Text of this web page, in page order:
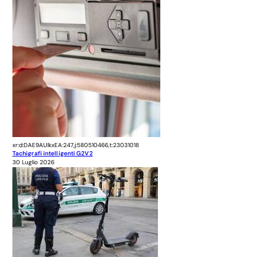
xr:d:DAE9AUlkxEA:247,j:580510466,t:23031018
Tachigrafi intelligenti G2V2
30 Luglio 2026